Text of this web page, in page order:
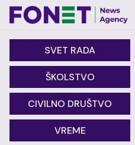
SVET RADA
ŠKOLSTVO
CIVILNO DRUŠTVO
VREME